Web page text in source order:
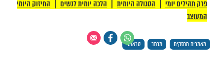
על שולחן הנשיא יומיים לפני סוף חנוכה.
את המכתב ועיניו זולגות דמעות. הוא קורא
ממנה – תקראי לי את המכתב, אני לא